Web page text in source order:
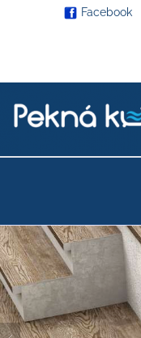
Facebook